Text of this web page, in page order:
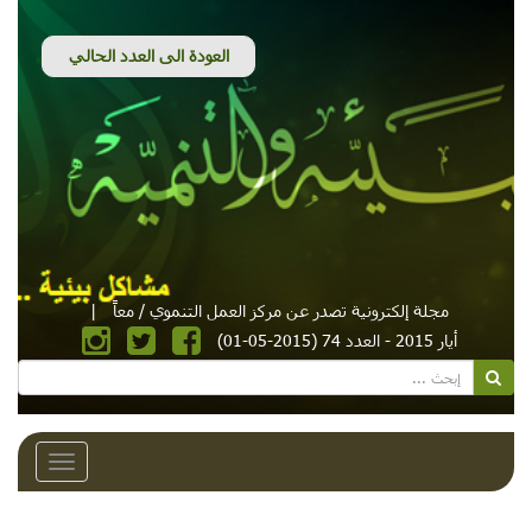
مجلة إلكترونية تصدر عن مركز العمل التنموي / معاً
|
أيار 2015 - العدد 74 (2015-05-01)
Toggle